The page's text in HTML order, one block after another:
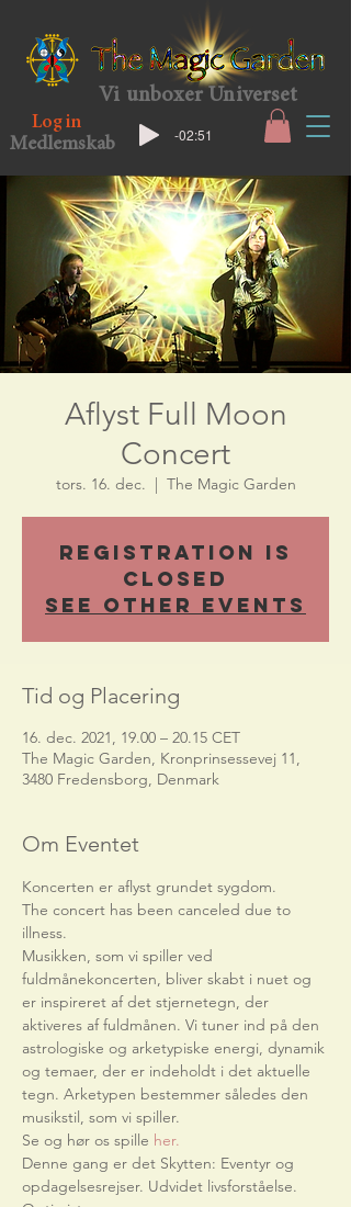
Vi unboxer Universet
Log in
Medlemskab
-02:51
Aflyst Full Moon
Concert
tors. 16. dec.
  |
The Magic Garden
Registration is
Closed
See other events
Tid og Placering
16. dec. 2021, 19.00 – 20.15 CET
The Magic Garden, Kronprinsessevej 11,
3480 Fredensborg, Denmark
Om Eventet
Koncerten er aflyst grundet sygdom.
The concert has been canceled due to
illness.
Musikken, som vi spiller ved
fuldmånekoncerten, bliver skabt i nuet og
er inspireret af det stjernetegn, der
aktiveres af fuldmånen. Vi tuner ind på den
astrologiske og arketypiske energi, dynamik
og temaer, der er indeholdt i det aktuelle
tegn. Arketypen bestemmer således den
musikstil, som vi spiller.
Se og hør os spille her.
Denne gang er det Skytten: Eventyr og
opdagelsesrejser. Udvidet livsforståelse.